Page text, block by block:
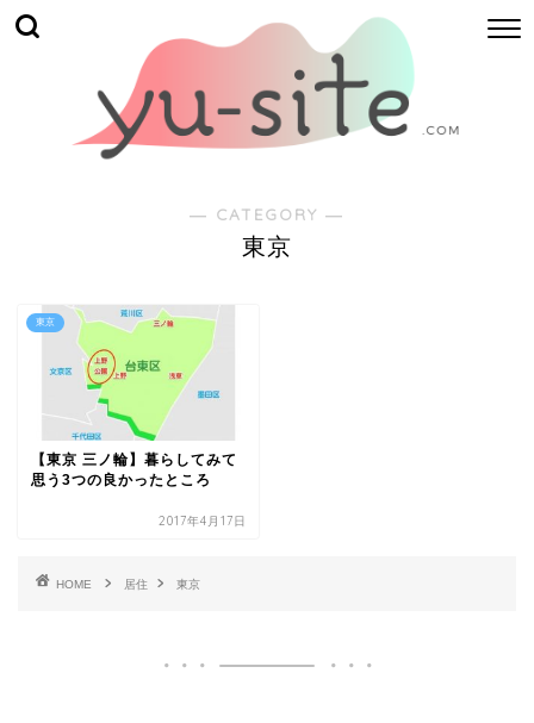
― CATEGORY ―
東京
東京
【東京 三ノ輪】暮らしてみて
思う3つの良かったところ
2017年4月17日
HOME 居住 東京